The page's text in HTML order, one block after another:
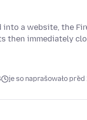
a website, the
then immediately
je so naprašowało před